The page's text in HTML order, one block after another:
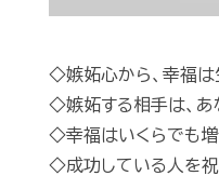
◇嫉妬心から、幸福は
◇嫉妬する相手は、あ
◇幸福はいくらでも増
◇成功している人を祝